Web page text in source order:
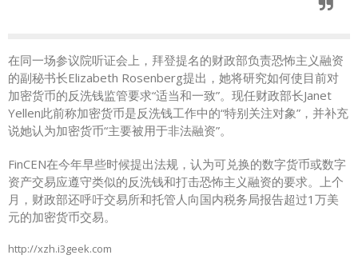
在同一场参议院听证会上，拜登提名的财政部负责恐怖主义融资
的副秘书长Elizabeth Rosenberg提出，她将研究如何使目前对
加密货币的反洗钱监管要求“适当和一致”。现任财政部长Janet
Yellen此前称加密货币是反洗钱工作中的“特别关注对象”，并补充
说她认为加密货币“主要被用于非法融资”。
FinCEN在今年早些时候提出法规，认为可兑换的数字货币或数字
资产交易应遵守类似的反洗钱和打击恐怖主义融资的要求。上个
月，财政部还呼吁交易所和托管人向国内税务局报告超过1万美
元的加密货币交易。
http://xzh.i3geek.com